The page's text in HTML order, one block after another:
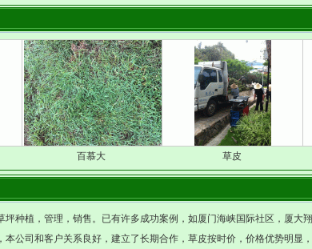
百慕大 草皮
坪种植，管理，销售。已有许多成功案例，如厦门海峡国际社区，厦大
本公司和客户关系良好，建立了长期合作，草皮按时价，价格优势明显